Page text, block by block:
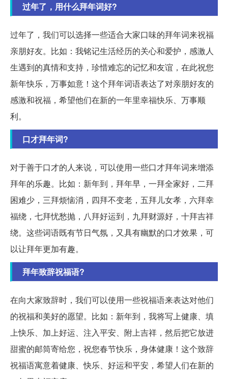
过年了，用什么拜年词好?
过年了，我们可以选择一些适合大家口味的拜年词来祝福
亲朋好友。比如：我铭记生活经历的关心和爱护，感激人
生遇到的真情和支持，珍惜难忘的记忆和友谊，在此祝您
新年快乐，万事如意！这个拜年词语表达了对亲朋好友的
感激和祝福，希望他们在新的一年里幸福快乐、万事顺
利。
口才拜年词?
对于善于口才的人来说，可以使用一些口才拜年词来增添
拜年的乐趣。比如：新年到，拜年早，一拜全家好，二拜
困难少，三拜烦恼消，四拜不变老，五拜儿女孝，六拜幸
福绕，七拜忧愁抛，八拜好运到，九拜财源好，十拜吉祥
绕。这些词语既有节日气氛，又具有幽默的口才效果，可
以让拜年更加有趣。
拜年致辞祝福语?
在向大家致辞时，我们可以使用一些祝福语来表达对他们
的祝福和美好的愿望。比如：新年到，我将写上健康、填
上快乐、加上好运、注入平安、附上吉祥，然后把它放进
甜蜜的邮筒寄给您，祝您春节快乐，身体健康！这个致辞
祝福语寓意着健康、快乐、好运和平安，希望人们在新的